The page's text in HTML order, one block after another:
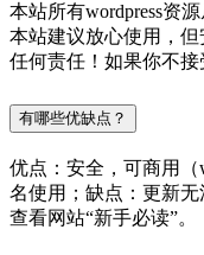
本站所有wordpress资
本站建议放心使用，
任何责任！如果你不接
有哪些优缺点？
优点：安全，可商用（
名使用；缺点：更新无
查看网站“新手必读”。